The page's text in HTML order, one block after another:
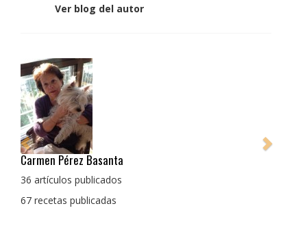
Ver blog del autor
Pedro Manuel Collado Cruz
La cocina para mi es producto bien tratado sin
con un toque diferente